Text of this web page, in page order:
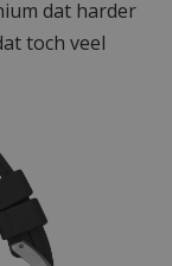
dat harder
toch veel